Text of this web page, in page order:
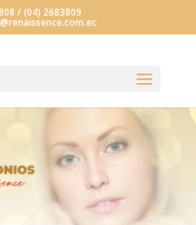
/ (04) 2683809